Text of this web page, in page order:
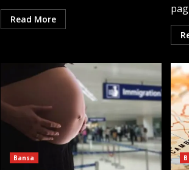
Read More
Bansa